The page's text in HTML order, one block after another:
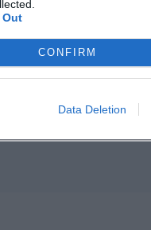
CONFIRM
Data Deletion
unavailable